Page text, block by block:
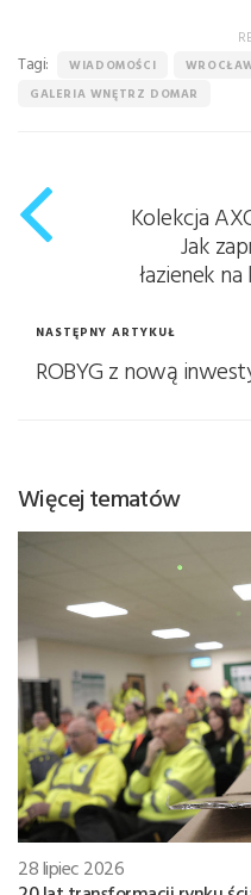
Tagi: WIADOMOŚCI
GALERIA WNĘTRZ DOMAR
Kolekcja
Jak
łazienek
NASTĘPNY ARTYKUŁ
ROBYG z nową
Więcej tematów
28 lipiec 2026